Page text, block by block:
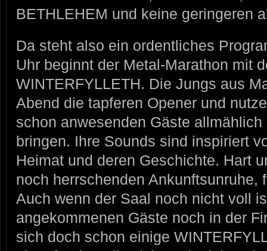
BETHLEHEM und keine geringeren
Da steht also ein ordentliches
Uhr beginnt der Metal-Marathon mit
WINTERFYLLETH. Die Jungs aus
Abend die tapferen Opener und
schon anwesenden Gäste
bringen. Ihre Sounds sind inspiriert
Heimat und deren Geschichte. Hart
noch herrschenden Ankunftsunruhe,
Auch wenn der Saal noch nicht voll
angekommenen Gäste noch in der
sich doch schon einige